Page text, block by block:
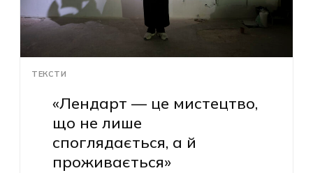
ТЕКСТИ
«Лендарт — це мистецтво,
що не лише
споглядається, а й
проживається»